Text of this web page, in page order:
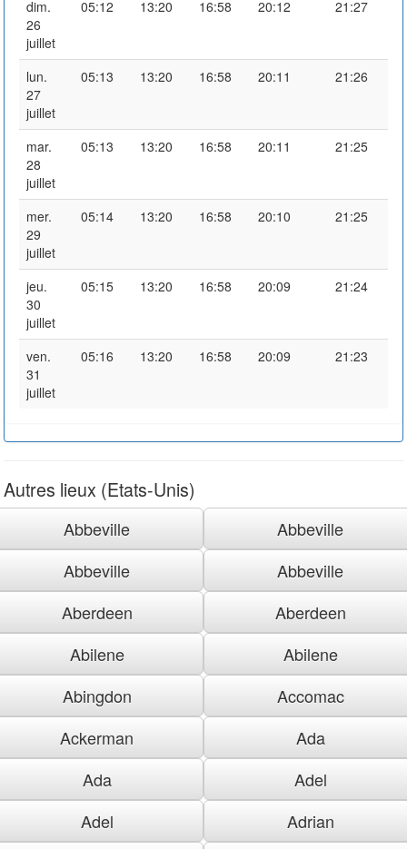
dim.
26
juillet
05:12 13:20 16:58 20:12 21:27
lun.
27
juillet
05:13 13:20 16:58 20:11 21:26
mar.
28
juillet
05:13 13:20 16:58 20:11 21:25
mer.
29
juillet
05:14 13:20 16:58 20:10 21:25
jeu.
30
juillet
05:15 13:20 16:58 20:09 21:24
ven.
31
juillet
05:16 13:20 16:58 20:09 21:23
Autres lieux (Etats-Unis)
Abbeville
Abbeville
Abbeville
Abbeville
Aberdeen
Aberdeen
Abilene
Abilene
Abingdon
Accomac
Ackerman
Ada
Ada
Adel
Adel
Adrian